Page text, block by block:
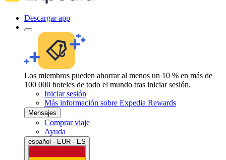
Descargar app
Los miembros pueden ahorrar al menos un 10 % en más de
100 000 hoteles de todo el mundo tras iniciar sesión.
Iniciar sesión
Más información sobre Expedia Rewards
Mensajes
Comprar viaje
Ayuda
español · EUR · ES